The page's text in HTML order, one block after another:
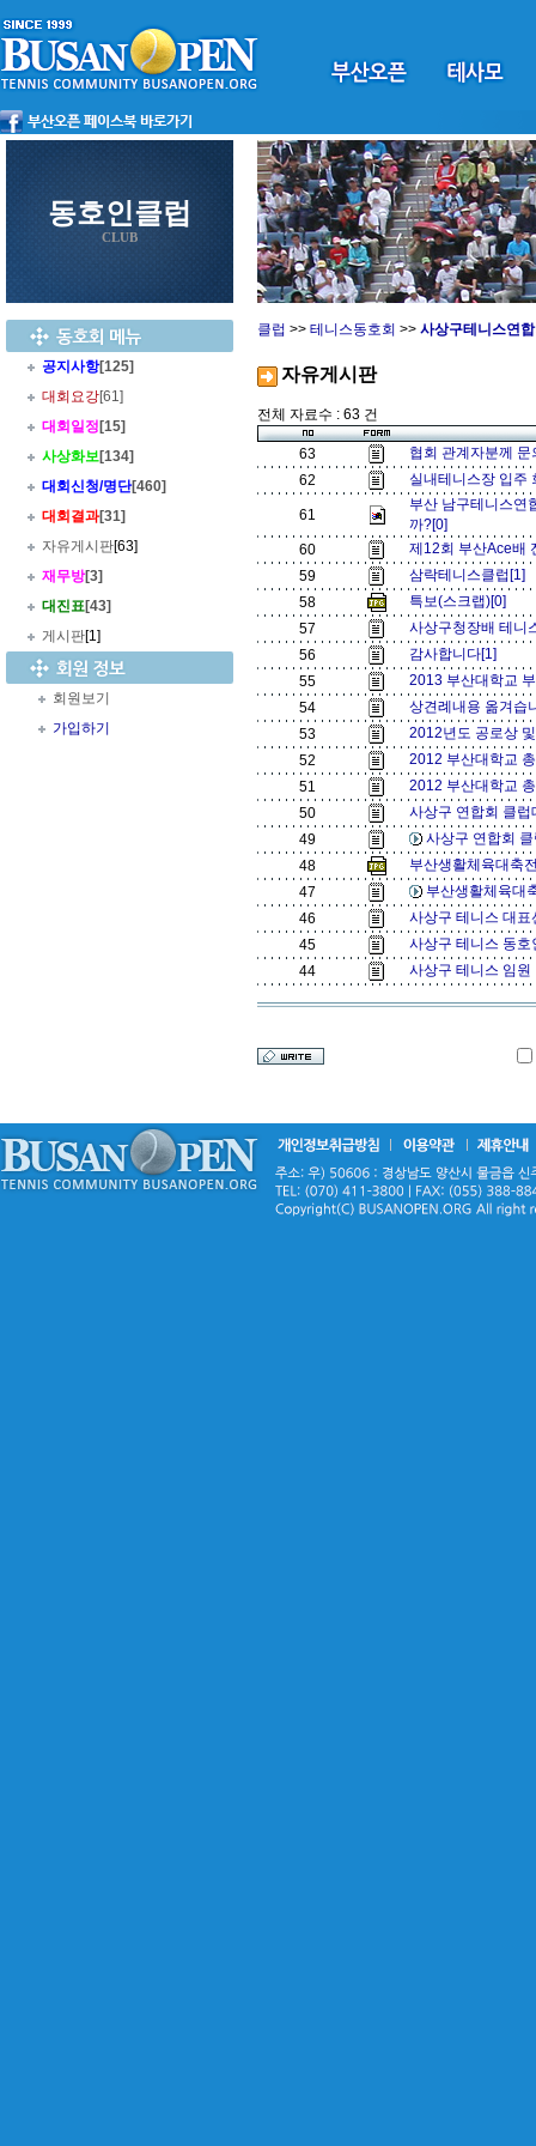
동호인클럽
CLUB
공지사항[125]
대회요강[61]
대회일정 [15]
사상화보[134]
대회신청/명단[460]
대회결과[31]
자유게시판[63]
재무방[3]
대진표[43]
게시판[1]
회원보기
가입하기
클럽 >> 테니스동호회 >> 사상구테니스연
자유게시판
전체 자료수 : 63 건
63
협회 관계자분께
62
실내테니스장 입
61
부산 남구테니스연
까?[0]
60
제12회 부산Ace배
59
삼락테니스클럽[1]
58
특보(스크랩)[0]
57
사상구청장배 테
56
감사합니다[1]
55
2013 부산대학교
54
상견례내용 옮겨습
53
2012년도 공로상
52
2012 부산대학교
51
2012 부산대학교
50
사상구 연합회 클
49
사상구 연합회
48
부산생활체육대축
47
부산생활체육대
46
사상구 테니스 대
45
사상구 테니스 동
44
사상구 테니스 임